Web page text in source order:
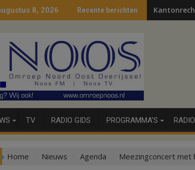
8, 2026 Recente berichten
TV RADIO GIDS PROGRAMMA’S
Home Nieuws Agenda Meezingconcert met